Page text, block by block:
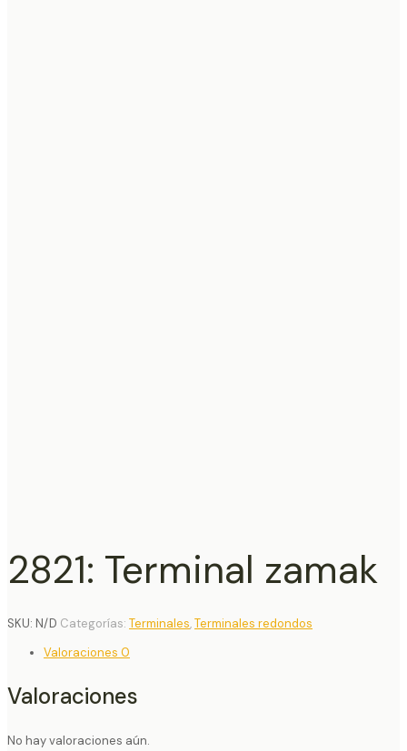
2821: Terminal zamak
SKU: N/D Categorías: Terminales,Terminales redondos
Valoraciones 0
Valoraciones
No hay valoraciones aún.